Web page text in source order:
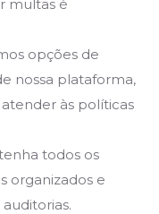
multas é
opções de
nossa plataforma,
às políticas
todos os
organizados e